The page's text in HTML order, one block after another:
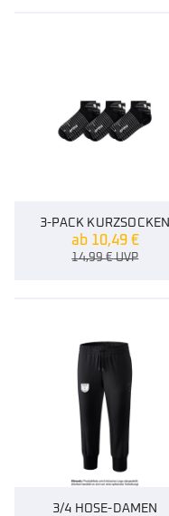
3-PACK KURZSOCKEN
ab 10,49 €
14,99€UVP
3/4 HOSE-DAMEN